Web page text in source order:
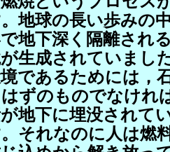
地球の長い歩みの
地下深く隔離され
生成されていまし
であるためには，
ずのものでなけれ
地下に埋没されて
それなのに人は燃